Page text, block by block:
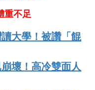
重不足
大學！被讚「餛
壞！高冷雙面人